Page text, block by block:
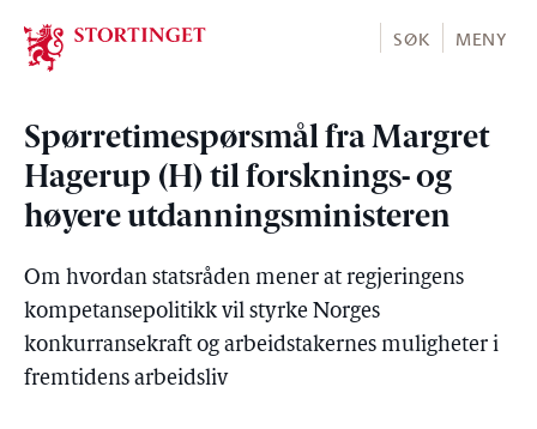
Stortinget.no
SØK MENY
Spørretimespørsmål fra Margret
Hagerup (H) til forsknings- og
høyere utdanningsministeren
Om hvordan statsråden mener at regjeringens
kompetansepolitikk vil styrke Norges
konkurransekraft og arbeidstakernes muligheter i
fremtidens arbeidsliv